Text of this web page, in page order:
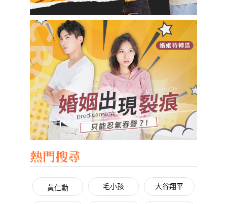
熱門搜尋
黃仁勳 毛小孩 大谷翔平